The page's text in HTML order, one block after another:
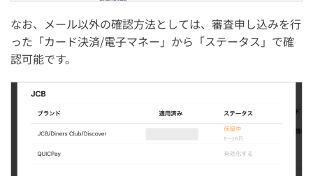
なお、メール以外の確認方法としては、審査申し込みを行
った「カード決済/電子マネー」から「ステータス」で確
認可能です。